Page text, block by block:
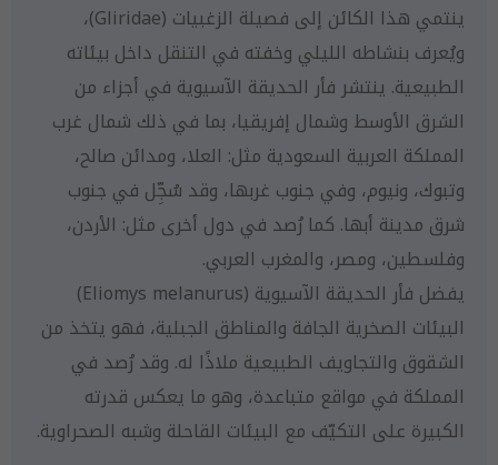
ينتمي هذا الكائن إلى فصيلة الزغبيات (Gliridae)،
ويُعرف بنشاطه الليلي وخفته في التنقل داخل بيئاته
الطبيعية. ينتشر فأر الحديقة الآسيوية في أجزاء من
الشرق الأوسط وشمال إفريقيا، بما في ذلك شمال غرب
المملكة العربية السعودية مثل: العلا، ومدائن صالح،
وتبوك، ونيوم، وفي جنوب غربها، وقد سُجِّل في جنوب
شرق مدينة أبها. كما رُصد في دول أخرى مثل: الأردن،
وفلسطين، ومصر، والمغرب العربي.
يفضل فأر الحديقة الآسيوية (Eliomys melanurus)
البيئات الصخرية الجافة والمناطق الجبلية، فهو يتخذ من
الشقوق والتجاويف الطبيعية ملاذًا له. وقد رُصد في
المملكة في مواقع متباعدة، وهو ما يعكس قدرته
الكبيرة على التكيّف مع البيئات القاحلة وشبه الصحراوية.